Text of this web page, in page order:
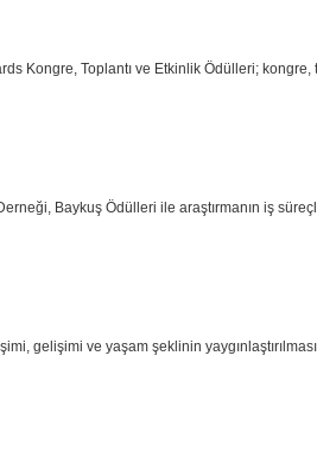
Kongre, Toplantı ve Etkinlik Ödülleri;
Baykuş Ödülleri ile araştırmanın iş
gelişimi ve yaşam şeklinin